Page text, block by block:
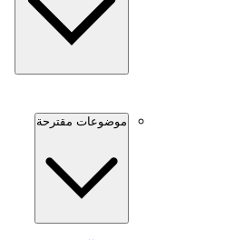
موضوعات مقترحة